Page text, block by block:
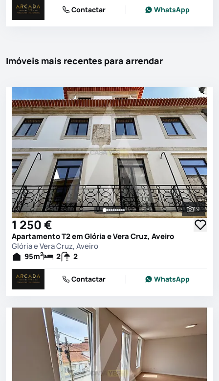
Contactar WhatsApp
Imóveis mais recentes para arrendar
Ver
19
1 250 €
Apartamento T2 em Glória e Vera Cruz, Aveiro
Glória e Vera Cruz, Aveiro
95m2 2 2
Contactar WhatsApp